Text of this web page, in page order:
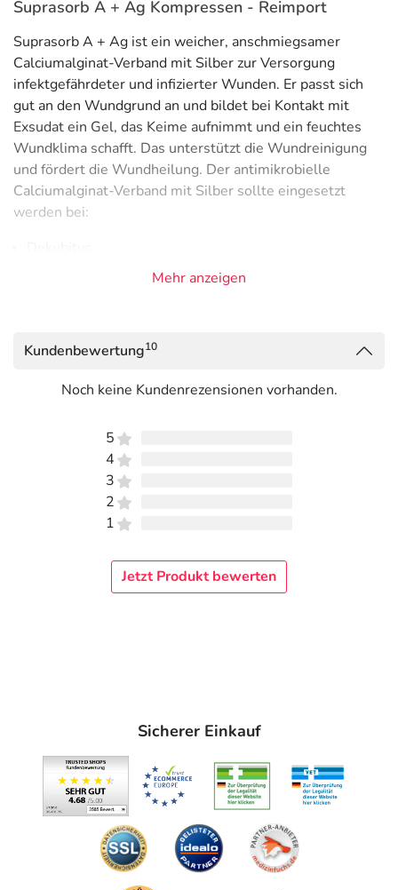
Suprasorb A + Ag Kompressen - Reimport
Suprasorb A + Ag ist ein weicher, anschmiegsamer
Calciumalginat-Verband mit Silber zur Versorgung
infektgefährdeter und infizierter Wunden. Er passt sich
gut an den Wundgrund an und bildet bei Kontakt mit
Exsudat ein Gel, das Keime aufnimmt und ein feuchtes
Wundklima schafft. Das unterstützt die Wundreinigung
und fördert die Wundheilung. Der antimikrobielle
Calciumalginat-Verband mit Silber sollte eingesetzt
werden bei:
Postoperative Wunden
Breite antimikrobielle Wirksamkeit
Förderung der Wundheilung
Anschmiegsamkeit an jeden Wundgrund
Bildet ein Gel, das ein feuchtes Wundklima schafft und
zur Reduktion der Keimlast beiträgt
Die Intervalle für den Verbandwechsel legt der
Calciumalginat-Faser, Silberalginat-Faser (1,5%
ionisches Silber)
Adresse des Anbieters/Herstellers
Avitamed GmbH
Im Steingerüst 32
76437 Rastatt
Mehr anzeigen
Kundenbewertung10
Noch keine Kundenrezensionen vorhanden.
5
4
3
2
1
Jetzt Produkt bewerten
Sicherer Einkauf